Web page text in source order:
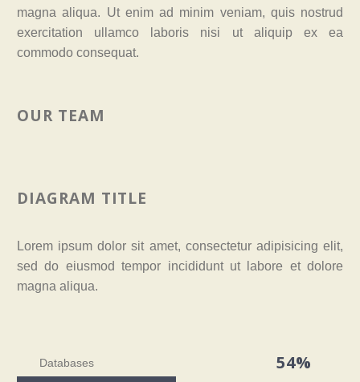
magna aliqua. Ut enim ad minim veniam, quis nostrud
exercitation ullamco laboris nisi ut aliquip ex ea
commodo consequat.
OUR TEAM
DIAGRAM TITLE
Lorem ipsum dolor sit amet, consectetur adipisicing elit,
sed do eiusmod tempor incididunt ut labore et dolore
magna aliqua.
Databases 54%